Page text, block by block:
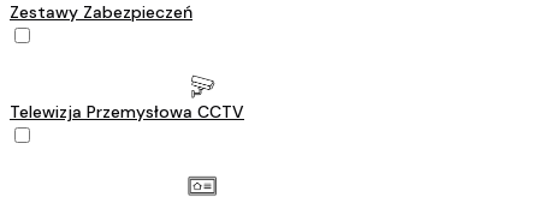
Zestawy Zabezpieczeń
Telewizja Przemysłowa CCTV